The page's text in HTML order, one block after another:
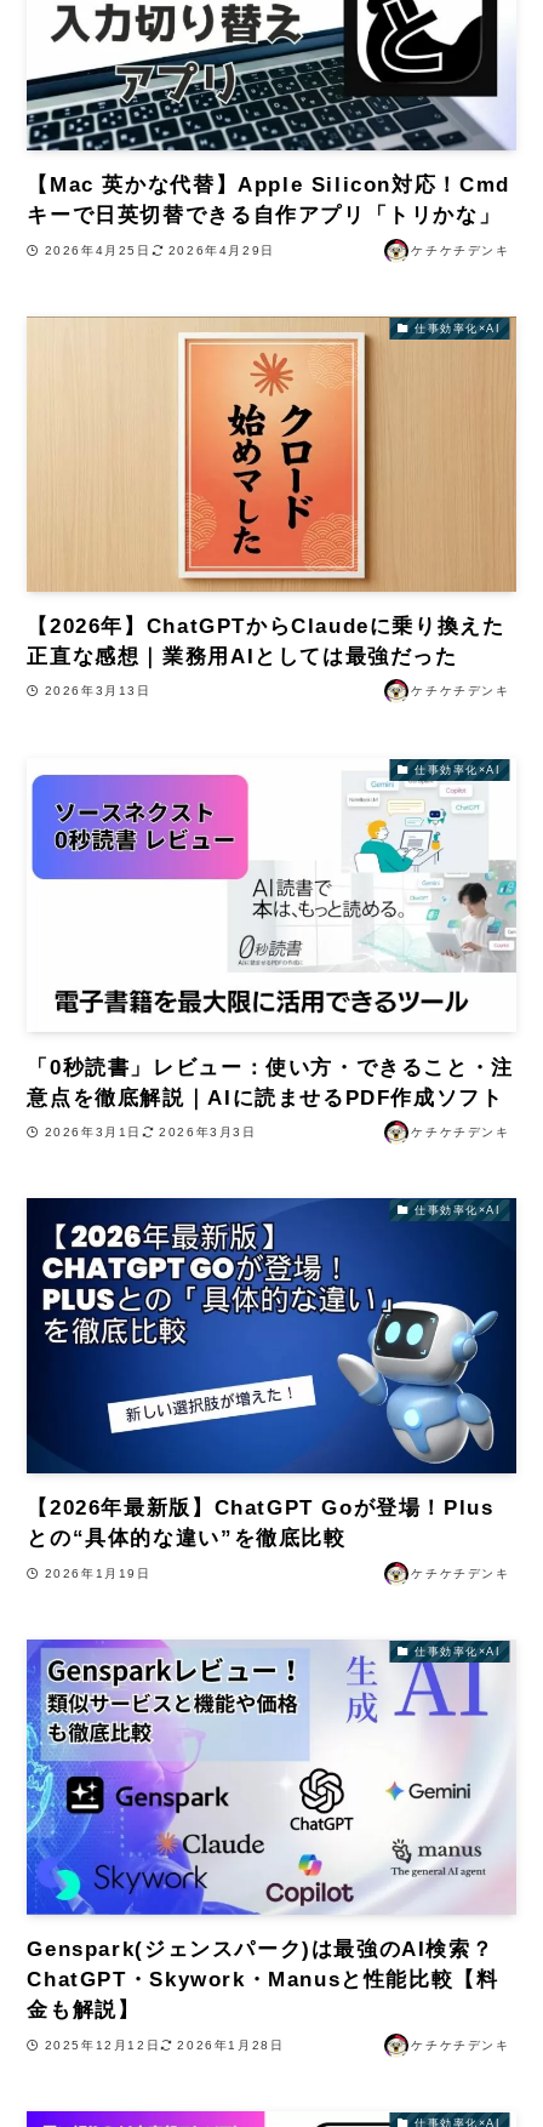
【Mac 英かな代替】Apple Silicon対応！Cmd
キーで日英切替できる自作アプリ「トリかな」
2026年4月25日 2026年4月29日 ケチケチデンキ
仕事効率化×AI
【2026年】ChatGPTからClaudeに乗り換えた
正直な感想｜業務用AIとしては最強だった
2026年3月13日 ケチケチデンキ
仕事効率化×AI
「0秒読書」レビュー：使い方・できること・注
意点を徹底解説｜AIに読ませるPDF作成ソフト
2026年3月1日 2026年3月3日 ケチケチデンキ
仕事効率化×AI
【2026年最新版】ChatGPT Goが登場！Plus
との“具体的な違い”を徹底比較
2026年1月19日 ケチケチデンキ
仕事効率化×AI
Genspark(ジェンスパーク)は最強のAI検索？
ChatGPT・Skywork・Manusと性能比較【料
金も解説】
2025年12月12日 2026年1月28日 ケチケチデンキ
仕事効率化×AI